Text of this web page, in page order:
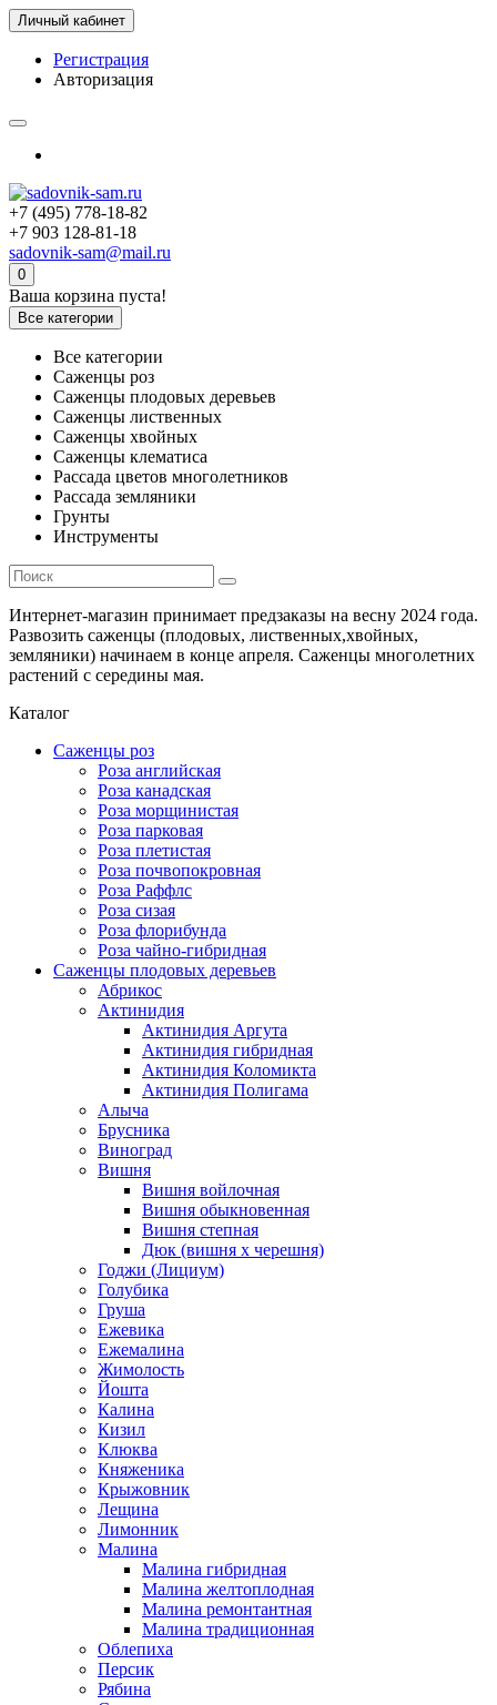
Личный кабинет
Регистрация
Авторизация
+7 (495) 778-18-82
+7 903 128-81-18
sadovnik-sam@mail.ru
0
Ваша корзина пуста!
Все категории
Все категории
Саженцы роз
Саженцы плодовых деревьев
Саженцы лиственных
Саженцы хвойных
Саженцы клематиса
Рассада цветов многолетников
Рассада земляники
Грунты
Инструменты
Интернет-магазин принимает предзаказы на весну 2024 года.
Развозить саженцы (плодовых, лиственных,хвойных,
земляники) начинаем в конце апреля. Саженцы многолетних
растений с середины мая.
Каталог
Саженцы роз
Роза английская
Роза канадская
Роза морщинистая
Роза парковая
Роза плетистая
Роза почвопокровная
Роза Раффлс
Роза сизая
Роза флорибунда
Роза чайно-гибридная
Саженцы плодовых деревьев
Абрикос
Актинидия
Актинидия Аргута
Актинидия гибридная
Актинидия Коломикта
Актинидия Полигама
Алыча
Брусника
Виноград
Вишня
Вишня войлочная
Вишня обыкновенная
Вишня степная
Дюк (вишня х черешня)
Годжи (Лициум)
Голубика
Груша
Ежевика
Ежемалина
Жимолость
Йошта
Калина
Кизил
Клюква
Княженика
Крыжовник
Лещина
Лимонник
Малина
Малина гибридная
Малина желтоплодная
Малина ремонтантная
Малина традиционная
Облепиха
Персик
Рябина